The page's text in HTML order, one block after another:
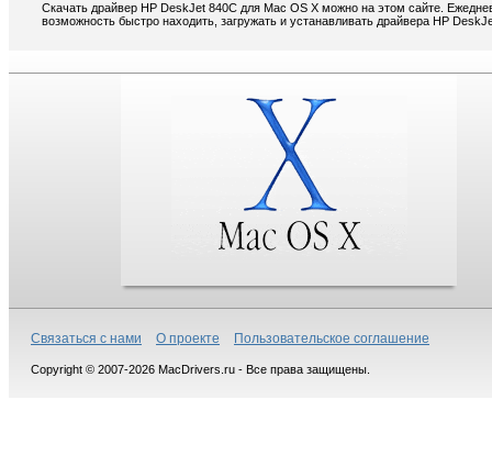
Скачать драйвер HP DeskJet 840C для Mac OS X можно на этом сайте.
возможность быстро находить, загружать и устанавливать драйвера HP
Связаться с нами О проекте Пользовательское соглашение
Copyright © 2007-2026 MacDrivers.ru - Все права защищены.